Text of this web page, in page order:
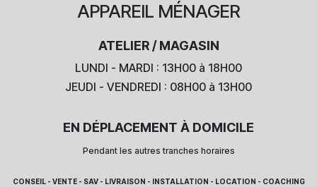
APPAREIL MÉNAGER
ATELIER / MAGASIN
LUNDI - MARDI : 13H00 à 18H00
JEUDI - VENDREDI : 08H00 à 13H00
EN DÉPLACEMENT À DOMICILE
Pendant les autres tranches horaires
CONSEIL - VENTE - SAV - LIVRAISON - INSTALLATION - LOCATION - COACHING